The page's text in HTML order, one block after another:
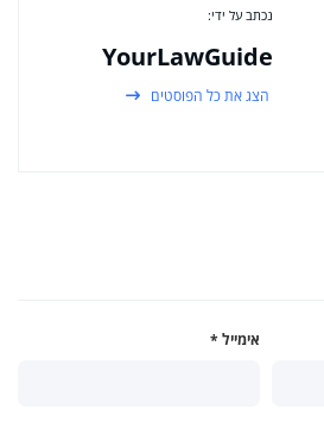
נכתב על ידי:
YourLawGuide
הצג את כל הפוסטים
אימייל *